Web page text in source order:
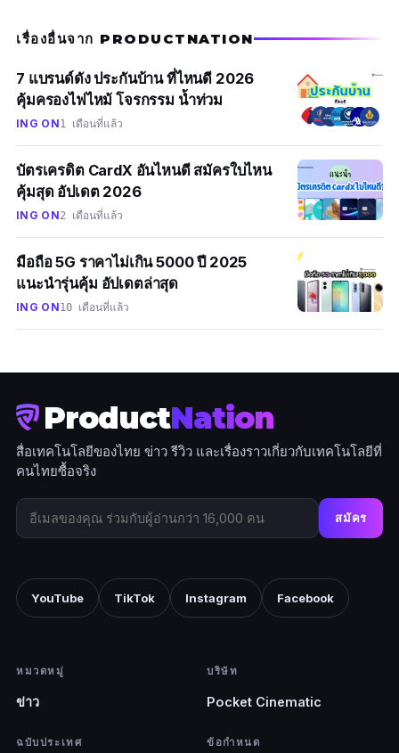
เรื่องอื่นจาก PRODUCTNATION
7 แบรนด์ดัง ประกันบ้าน ที่ไหนดี 2026
คุ้มครองไฟไหม้ โจรกรรม น้ำท่วม
ING ON1 เดือนที่แล้ว
บัตรเครดิต CardX อันไหนดี สมัครใบไหน
คุ้มสุด อัปเดต 2026
ING ON2 เดือนที่แล้ว
มือถือ 5G ราคาไม่เกิน 5000 ปี 2025
แนะนำรุ่นคุ้ม อัปเดตล่าสุด
ING ON10 เดือนที่แล้ว
ProductNation
สื่อเทคโนโลยีของไทย ข่าว รีวิว และเรื่องราวเกี่ยวกับเทคโนโลยีที่
คนไทยซื้อจริง
สมัคร
YouTube TikTok Instagram Facebook
หมวดหมู่
ข่าว
บริษัท
Pocket Cinematic
ฉบับประเทศ ข้อกำหนด